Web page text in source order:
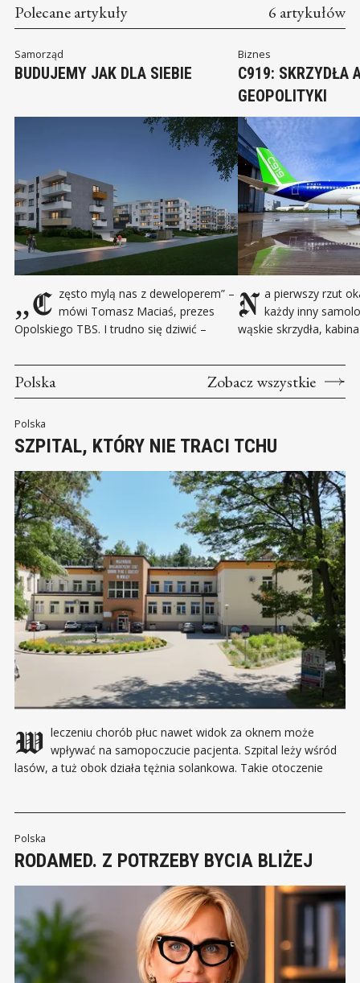
Polecane artykuły 6 artykułów
Samorząd
BUDUJEMY JAK DLA SIEBIE
„Często mylą nas z deweloperem” – mówi Tomasz Maciaś, prezes
Opolskiego TBS. I trudno się dziwić –
renomowanych firm budowlanych.
Nowoczesne, estetyczne, otoczone
zielenią. Ale właśnie w tym tkwi paradoks
– TBS nie działa dla zysku, lecz dla ludzi.
Opolski TBS to dziś zupełnie inny podmiot
niż
Biznes
C919: SKRZYDŁA
GEOPOLITYKI
Na pierwszy rzut oka wygląda jak każdy inny
wąskie skrzydła,
Ale chiński COMAC
samolotem. To
zapisane w aluminium,
Pekinu: “Nie
czasach, gdy konflikty
Polska Zobacz wszystkie
Polska
SZPITAL, KTÓRY NIE TRACI TCHU
W leczeniu chorób płuc nawet widok za oknem może wpływać na samopoczucie pacjenta. Szpital leży wśród
lasów, a tuż obok działa tężnia solankowa. Takie otoczenie
trudniejsze przypadki, pilnować
Polska
RODAMED. Z POTRZEBY BYCIA BLIŻEJ